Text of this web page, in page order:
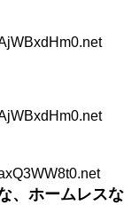
、ホームレス